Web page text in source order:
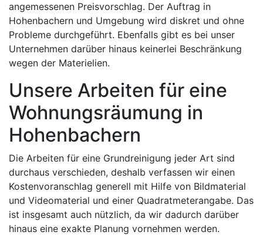
angemessenen Preisvorschlag. Der Auftrag in
Hohenbachern und Umgebung wird diskret und ohne
Probleme durchgeführt. Ebenfalls gibt es bei unser
Unternehmen darüber hinaus keinerlei Beschränkung
wegen der Materielien.
Unsere Arbeiten für eine
Wohnungsräumung in
Hohenbachern
Die Arbeiten für eine Grundreinigung jeder Art sind
durchaus verschieden, deshalb verfassen wir einen
Kostenvoranschlag generell mit Hilfe von Bildmaterial
und Videomaterial und einer Quadratmeterangabe. Das
ist insgesamt auch nützlich, da wir dadurch darüber
hinaus eine exakte Planung vornehmen werden.